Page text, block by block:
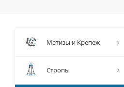
Метизы и Крепеж
Стропы